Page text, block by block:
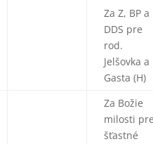
Za Z, BP a
DDS pre
rod.
Jelšovka a
Gasta (H)
Za Božie
milosti
šťastné